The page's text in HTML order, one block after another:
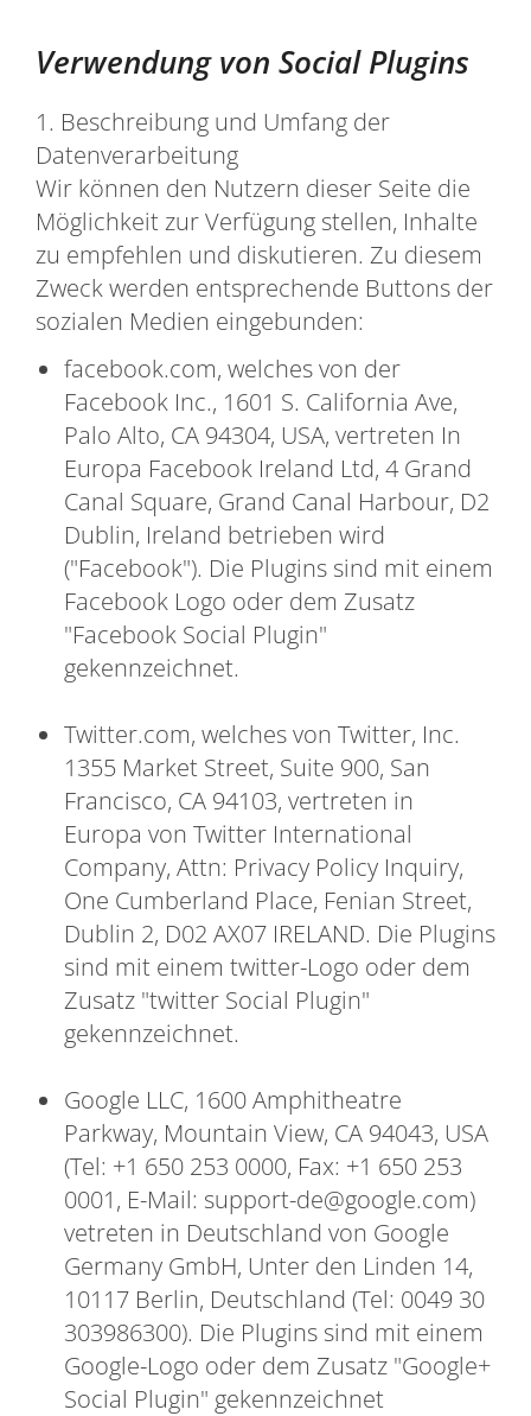
Verwendung von Social Plugins
1. Beschreibung und Umfang der
Datenverarbeitung
Wir können den Nutzern dieser Seite die
Möglichkeit zur Verfügung stellen, Inhalte
zu empfehlen und diskutieren. Zu diesem
Zweck werden entsprechende Buttons der
sozialen Medien eingebunden:
facebook.com, welches von der
Facebook Inc., 1601 S. California Ave,
Palo Alto, CA 94304, USA, vertreten In
Europa Facebook Ireland Ltd, 4 Grand
Canal Square, Grand Canal Harbour, D2
Dublin, Ireland betrieben wird
("Facebook"). Die Plugins sind mit einem
Facebook Logo oder dem Zusatz
"Facebook Social Plugin"
gekennzeichnet.
Twitter.com, welches von Twitter, Inc.
1355 Market Street, Suite 900, San
Francisco, CA 94103, vertreten in
Europa von Twitter International
Company, Attn: Privacy Policy Inquiry,
One Cumberland Place, Fenian Street,
Dublin 2, D02 AX07 IRELAND. Die Plugins
sind mit einem twitter-Logo oder dem
Zusatz "twitter Social Plugin"
gekennzeichnet.
Google LLC, 1600 Amphitheatre
Parkway, Mountain View, CA 94043, USA
(Tel: +1 650 253 0000, Fax: +1 650 253
0001, E-Mail: support-de@google.com)
vetreten in Deutschland von Google
Germany GmbH, Unter den Linden 14,
10117 Berlin, Deutschland (Tel: 0049 30
303986300). Die Plugins sind mit einem
Google-Logo oder dem Zusatz "Google+
Social Plugin" gekennzeichnet